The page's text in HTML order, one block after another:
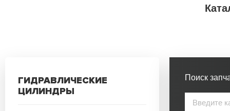
ГИДРАВЛИЧЕСКИЕ
ЦИЛИНДРЫ
Поиск